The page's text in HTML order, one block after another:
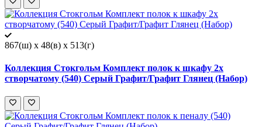
867(ш) x 48(в) x 513(г)
Коллекция Стокгольм Комплект полок к шкафу 2х
створчатому (540) Серый Графит/Графит Глянец (Набор)